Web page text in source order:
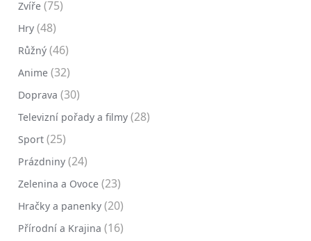
Zvíře (75)
Hry (48)
Růžný (46)
Anime (32)
Doprava (30)
Televizní pořady a filmy (28)
Sport (25)
Prázdniny (24)
Zelenina a Ovoce (23)
Hračky a panenky (20)
Přírodní a Krajina (16)